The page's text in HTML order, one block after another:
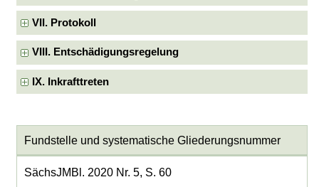
VII. Protokoll
VIII. Entschädigungsregelung
IX. Inkrafttreten
Fundstelle und systematische Gliederungsnummer
SächsJMBl. 2020 Nr. 5, S. 60